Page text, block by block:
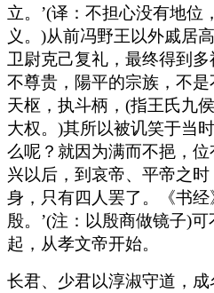
立。’(译：不担心没有地位
义。)从前冯野王以外戚居
卫尉克己复礼，最终得到
不尊贵，陽平的宗族，不
天枢，执斗柄，(指王氏九
大权。)其所以被讥笑于当
么呢？就因为满而不挹，
兴以后，到哀帝、平帝之
身，只有四人罢了。《书经
殷。’(注：以殷商做镜子)
起，从孝文帝开始。
长君、少君以淳淑守道，